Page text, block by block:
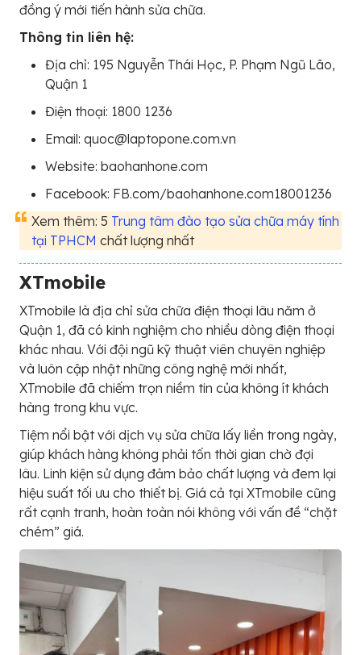
đồng ý mới tiến hành sửa chữa.
Thông tin liên hệ:
Địa chỉ: 195 Nguyễn Thái Học, P. Phạm Ngũ Lão,
Quận 1
Điện thoại: 1800 1236
Email: quoc@laptopone.com.vn
Website: baohanhone.com
Facebook: FB.com/baohanhone.com18001236
Xem thêm: 5 Trung tâm đào tạo sửa chữa máy tính
tại TPHCM chất lượng nhất
XTmobile
XTmobile là địa chỉ sửa chữa điện thoại lâu năm ở
Quận 1, đã có kinh nghiệm cho nhiều dòng điện thoại
khác nhau. Với đội ngũ kỹ thuật viên chuyên nghiệp
và luôn cập nhật những công nghệ mới nhất,
XTmobile đã chiếm trọn niềm tin của không ít khách
hàng trong khu vực.
Tiệm nổi bật với dịch vụ sửa chữa lấy liền trong ngày,
giúp khách hàng không phải tốn thời gian chờ đợi
lâu. Linh kiện sử dụng đảm bảo chất lượng và đem lại
hiệu suất tối ưu cho thiết bị. Giá cả tại XTmobile cũng
rất cạnh tranh, hoàn toàn nói không với vấn đề “chặt
chém” giá.